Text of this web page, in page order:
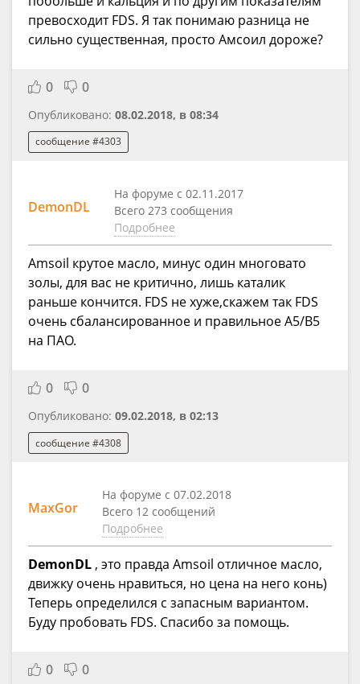
превосходит FDS. Я так понимаю разница не
сильно существенная, просто Амсоил дороже?
0 0
Опубликовано: 08.02.2018, в 08:34
сообщение #4303
DemonDL
На форуме с 02.11.2017
Всего 273 сообщения
Подробнее
Amsoil крутое масло, минус один многовато
золы, для вас не критично, лишь каталик
раньше кончится. FDS не хуже,скажем так FDS
очень сбалансированное и правильное А5/В5
на ПАО.
0 0
Опубликовано: 09.02.2018, в 02:13
сообщение #4308
MaxGor
На форуме с 07.02.2018
Всего 12 сообщений
Подробнее
DemonDL , это правда Amsoil отличное масло,
движку очень нравиться, но цена на него конь)
Теперь определился с запасным вариантом.
Буду пробовать FDS. Спасибо за помощь.
0 0